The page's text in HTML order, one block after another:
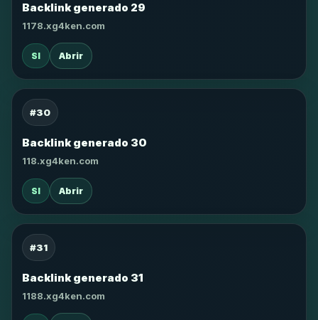
Backlink generado 29
1178.xg4ken.com
SI Abrir
#30
Backlink generado 30
118.xg4ken.com
SI Abrir
#31
Backlink generado 31
1188.xg4ken.com